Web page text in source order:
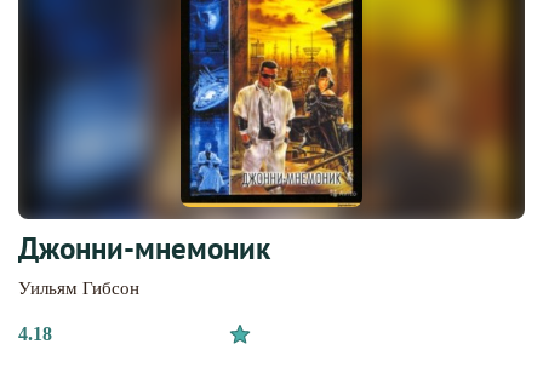
Джонни-мнемоник
Уильям Гибсон
4.18